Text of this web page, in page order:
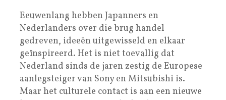
Eeuwenlang hebben Japanners en
Nederlanders over die brug handel
gedreven, ideeën uitgewisseld en elkaar
geïnspireerd. Het is niet toevallig dat
Nederland sinds de jaren zestig de Europese
aanlegsteiger van Sony en Mitsubishi is.
Maar het culturele contact is aan een nieuwe